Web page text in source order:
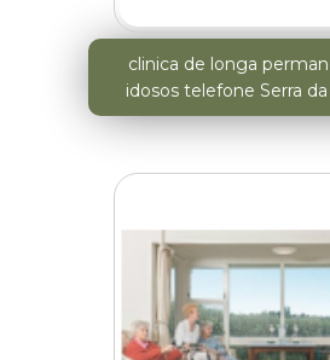
clinica de longa
idosos telefone Serra